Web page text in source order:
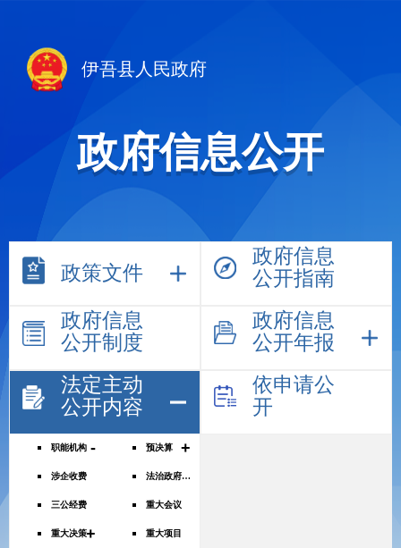
伊吾县人民政府
政府信息公开
政策文件
政府信息
公开指南
政府信息
公开制度
政府信息
公开年报
法定主动
公开内容
职能机构 - 预决算 +
涉企收费 法治政府建设年度报告
三公经费 重大会议
重大决策+ 重大项目
依申请公
开